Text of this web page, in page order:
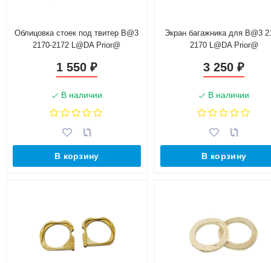
Облицовка стоек под твитер B@3
2170-2172 L@DA Prior@
1 550 ₽
В наличии
В корзину
Экран багажника для B@3
2170 L@DA Prior@
3 250₽
В наличии
В корзину